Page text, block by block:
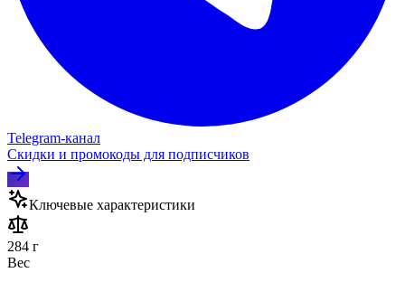
Telegram‑канал
Скидки и промокоды для подписчиков
Ключевые характеристики
284 г
Вес